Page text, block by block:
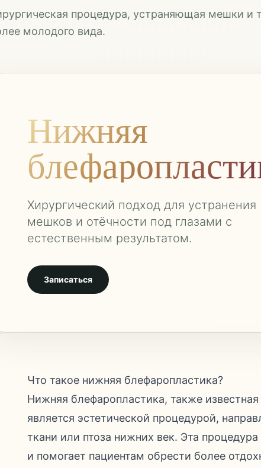
процедура, устраняющая мешки и
молодого вида.
Нижняя
Хирургический подход для устранения
мешков и отёчности под глазами с
естественным результатом.
Записаться
Что такое нижняя блефаропластика?
Нижняя блефаропластика, также
является эстетической процедурой,
ткани или птоза нижних век. Эта
и помогает пациентам обрести более